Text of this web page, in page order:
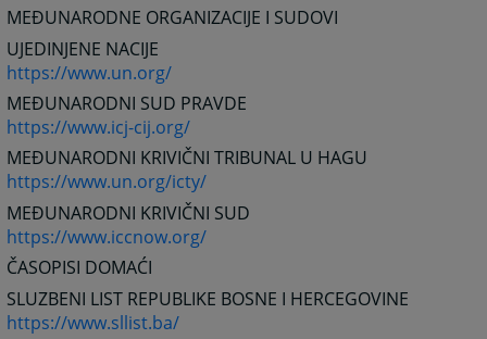
MEĐUNARODNE ORGANIZACIJE I SUDOVI
UJEDINJENE NACIJE
https://www.un.org/
MEĐUNARODNI SUD PRAVDE
https://www.icj-cij.org/
MEĐUNARODNI KRIVIČNI TRIBUNAL U HAGU
https://www.un.org/icty/
MEĐUNARODNI KRIVIČNI SUD
https://www.iccnow.org/
ČASOPISI DOMAĆI
SLUZBENI LIST REPUBLIKE BOSNE I HERCEGOVINE
https://www.sllist.ba/